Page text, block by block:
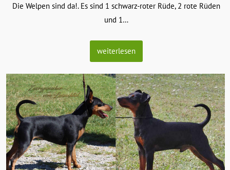
Die Welpen sind da!. Es sind 1 schwarz-roter Rüde, 2 rote Rüden
und 1 …
weiterlesen